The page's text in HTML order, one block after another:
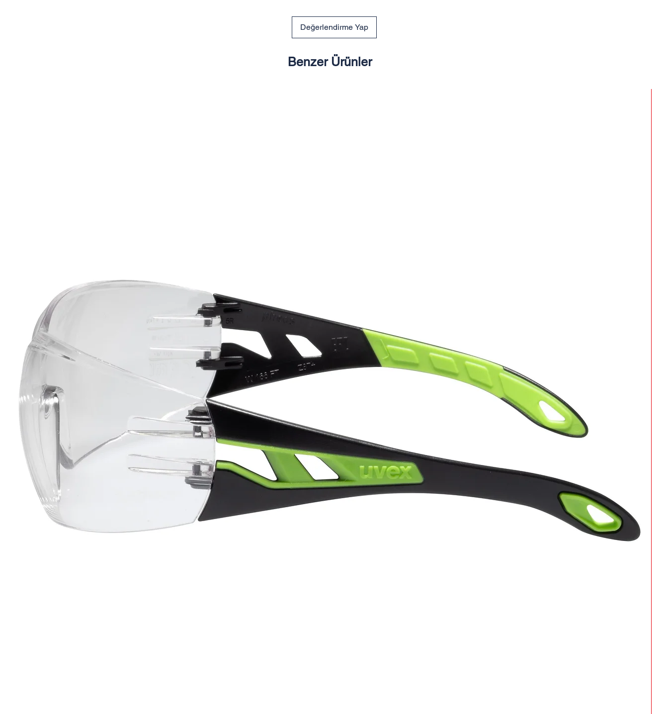
Değerlendirme Yap
Benzer Ürünler